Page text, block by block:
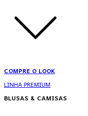
COMPRE O LOOK
LINHA PREMIUM
BLUSAS & CAMISAS